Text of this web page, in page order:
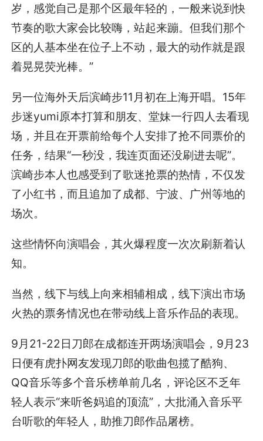
岁，感觉自己是那个区最年轻的，一般来说到快
节奏的歌大家会比较嗨，站起来蹦。但我们那个
区的人基本坐在位子上不动，最大的动作就是跟
着晃晃荧光棒。”
另一位海外天后滨崎步11月初在上海开唱。15年
步迷yumi原本打算和朋友、堂妹一行四人去看现
场，并且在开票前给每个人安排了抢不同票价的
任务，结果“一秒没，我连页面还没刷进去呢”。
滨崎步本人也感受到了歌迷抢票的热情，不仅发
了小红书，而且追加了成都、宁波、广州等地的
场次。
这些情怀向演唱会，其火爆程度一次次刷新着认
知。
当然，线下与线上向来相辅相成，线下演出市场
火热的票务情况也在带动线上音乐作品的表现。
9月21-22日刀郎在成都连开两场演唱会，9月23
日便有虎扑网友发现刀郎的歌曲包揽了酷狗、
QQ音乐等多个音乐榜单前几名，评论区不乏年
轻人表示“来听爸妈追的顶流”，大批涌入音乐平
台听歌的年轻人，助推刀郎作品屠榜。